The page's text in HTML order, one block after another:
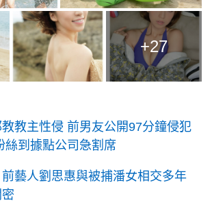
+27
教主性侵 前男友公開97分鐘侵犯
絲到據點公司急割席
藝人劉思惠與被捕潘女相交多年